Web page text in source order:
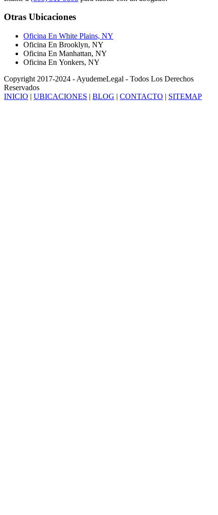
Otras Ubicaciones
Oficina En White Plains, NY
Oficina En Brooklyn, NY
Oficina En Manhattan, NY
Oficina En Yonkers, NY
Copyright 2017-2024 - AyudemeLegal - Todos Los Derechos
Reservados
INICIO | UBICACIONES | BLOG | CONTACTO | SITEMAP